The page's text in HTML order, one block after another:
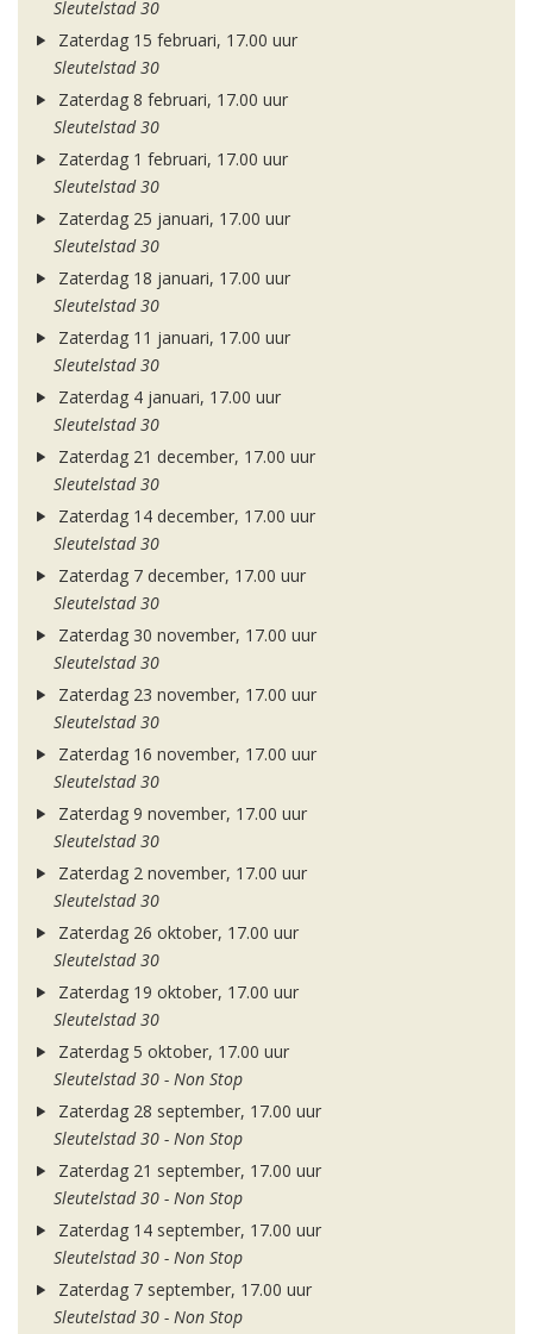
Sleutelstad 30
Zaterdag 15 februari, 17.00 uur
Sleutelstad 30
Zaterdag 8 februari, 17.00 uur
Sleutelstad 30
Zaterdag 1 februari, 17.00 uur
Sleutelstad 30
Zaterdag 25 januari, 17.00 uur
Sleutelstad 30
Zaterdag 18 januari, 17.00 uur
Sleutelstad 30
Zaterdag 11 januari, 17.00 uur
Sleutelstad 30
Zaterdag 4 januari, 17.00 uur
Sleutelstad 30
Zaterdag 21 december, 17.00 uur
Sleutelstad 30
Zaterdag 14 december, 17.00 uur
Sleutelstad 30
Zaterdag 7 december, 17.00 uur
Sleutelstad 30
Zaterdag 30 november, 17.00 uur
Sleutelstad 30
Zaterdag 23 november, 17.00 uur
Sleutelstad 30
Zaterdag 16 november, 17.00 uur
Sleutelstad 30
Zaterdag 9 november, 17.00 uur
Sleutelstad 30
Zaterdag 2 november, 17.00 uur
Sleutelstad 30
Zaterdag 26 oktober, 17.00 uur
Sleutelstad 30
Zaterdag 19 oktober, 17.00 uur
Sleutelstad 30
Zaterdag 5 oktober, 17.00 uur
Sleutelstad 30 - Non Stop
Zaterdag 28 september, 17.00 uur
Sleutelstad 30 - Non Stop
Zaterdag 21 september, 17.00 uur
Sleutelstad 30 - Non Stop
Zaterdag 14 september, 17.00 uur
Sleutelstad 30 - Non Stop
Zaterdag 7 september, 17.00 uur
Sleutelstad 30 - Non Stop